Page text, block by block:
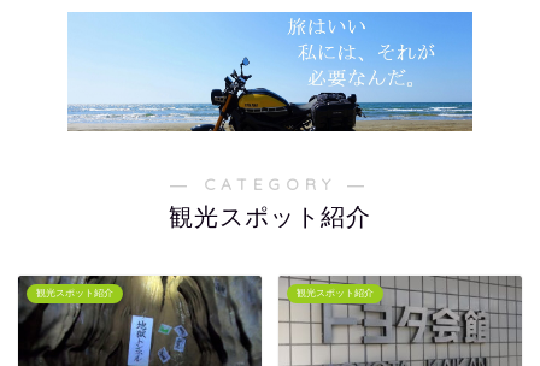
― CATEGORY ―
観光スポット紹介
観光スポット紹介 観光スポット紹介